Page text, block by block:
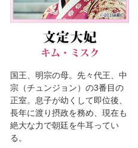
国王、明宗の母。先々代王、中
宗（チュンジョン）の3番目の
正室。息子が幼くして即位後、
長年に渡り摂政を務め、現在も
絶大な力で朝廷を牛耳ってい
る。